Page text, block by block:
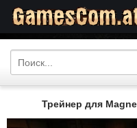
Трейнер для